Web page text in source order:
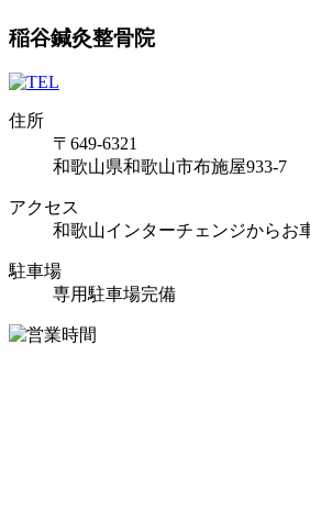
稲谷鍼灸整骨院
住所
〒649-6321
和歌山県和歌山市布施屋933-7
アクセス
和歌山インターチェンジからお
駐車場
専用駐車場完備